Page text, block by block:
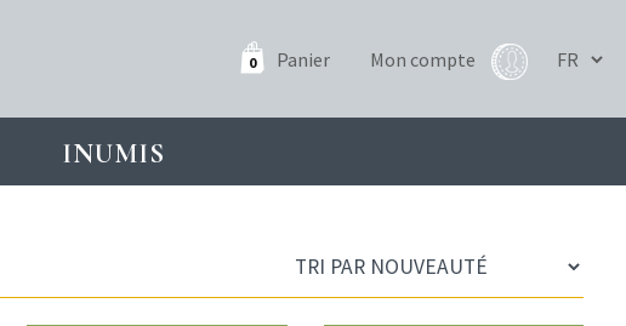
0 Panier Mon compte
INUMIS